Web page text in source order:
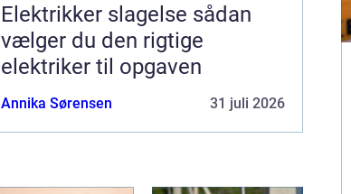
Elektrikker slagelse sådan
vælger du den rigtige
elektriker til opgaven
Annika Sørensen 31 juli 2026